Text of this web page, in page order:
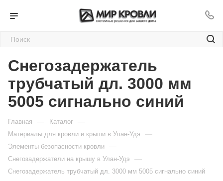
Снегозадержатель
трубчатый дл. 3000 мм
5005 сигнально синий
Главная — Каталог —
Материалы для кровли и крыши в Улан-Удэ —
Элементы безопасности кровли —
Снегозадержатели на крышу в Улан-Удэ —
Снегозадержатель трубчатый дл. 3000 мм 5005 сигнально синий